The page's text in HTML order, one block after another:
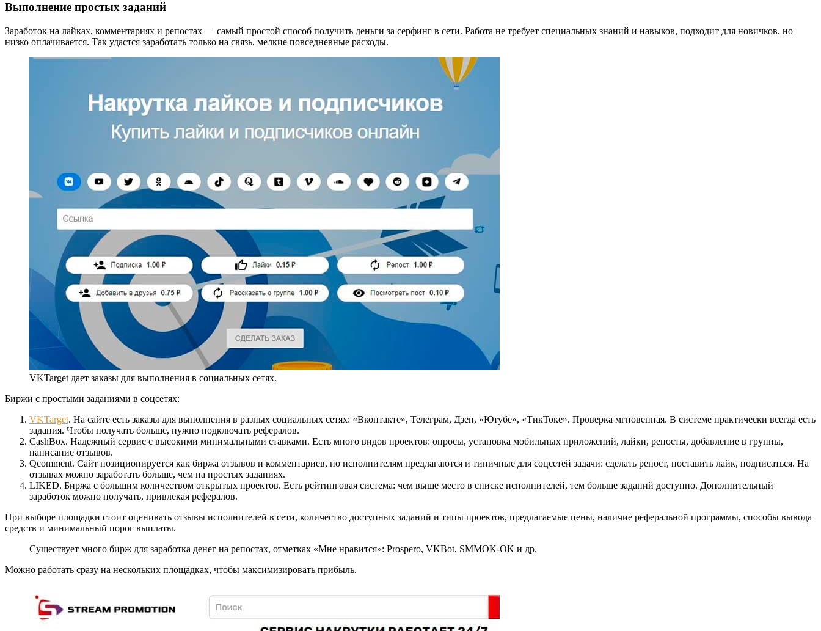
Выполнение простых заданий
Заработок на лайках, комментариях и репостах — самый простой способ получить деньги за серфинг в сети. Работа не требует специальных знаний и навыков, подходит для новичков, но
низко оплачивается. Так удастся заработать только на связь, мелкие повседневные расходы.
VKTarget дает заказы для выполнения в социальных сетях.
Биржи с простыми заданиями в соцсетях:
VKTarget. На сайте есть заказы для выполнения в разных социальных сетях: «Вконтакте», Телеграм, Дзен, «Ютубе», «ТикТоке». Проверка мгновенная. В системе практически всегда есть
задания. Чтобы получать больше, нужно подключать рефералов.
CashBox. Надежный сервис с высокими минимальными ставками. Есть много видов проектов: опросы, установка мобильных приложений, лайки, репосты, добавление в группы,
написание отзывов.
Qcomment. Сайт позиционируется как биржа отзывов и комментариев, но исполнителям предлагаются и типичные для соцсетей задачи: сделать репост, поставить лайк, подписаться. На
отзывах можно заработать больше, чем на простых заданиях.
LIKED. Биржа с большим количеством открытых проектов. Есть рейтинговая система: чем выше место в списке исполнителей, тем больше заданий доступно. Дополнительный
заработок можно получать, привлекая рефералов.
При выборе площадки стоит оценивать отзывы исполнителей в сети, количество доступных заданий и типы проектов, предлагаемые цены, наличие реферальной программы, способы вывода
средств и минимальный порог выплаты.
Существует много бирж для заработка денег на репостах, отметках «Мне нравится»: Prospero, VKBot, SMMOK-OK и др.
Можно работать сразу на нескольких площадках, чтобы максимизировать прибыль.